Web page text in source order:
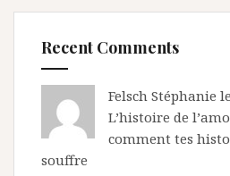
Recent Comments
Felsch Stéphanie le
L’histoire de
comment tes
souffre